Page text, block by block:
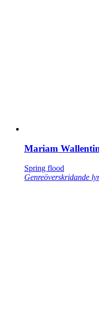
Mariam
Spring flood
Genreöverskridande